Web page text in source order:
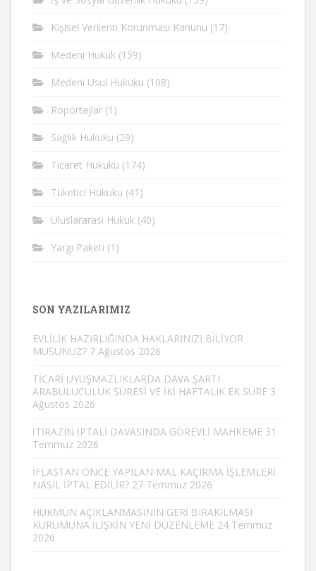
Kişisel Verilerin Korunması Kanunu (17)
Medeni Hukuk (159)
Medeni Usul Hukuku (108)
Röportajlar (1)
Sağlık Hukuku (29)
Ticaret Hukuku (174)
Tüketici Hukuku (41)
Uluslararası Hukuk (40)
Yargı Paketi (1)
SON YAZILARIMIZ
EVLİLİK HAZIRLIĞINDA HAKLARINIZI BİLİYOR
MUSUNUZ? 7 Ağustos 2026
TİCARİ UYUŞMAZLIKLARDA DAVA ŞARTI
ARABULUCULUK SÜRESİ VE İKİ HAFTALIK EK SÜRE 3
Ağustos 2026
İTİRAZIN İPTALİ DAVASINDA GÖREVLİ MAHKEME 31
Temmuz 2026
İFLASTAN ÖNCE YAPILAN MAL KAÇIRMA İŞLEMLERİ
NASIL İPTAL EDİLİR? 27 Temmuz 2026
HÜKMÜN AÇIKLANMASININ GERİ BIRAKILMASI
KURUMUNA İLİŞKİN YENİ DÜZENLEME 24 Temmuz
2026